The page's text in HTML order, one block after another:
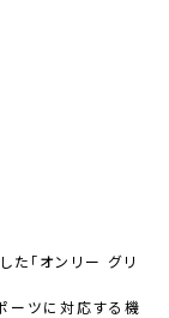
た「オンリー グリ
ーツに対応する機